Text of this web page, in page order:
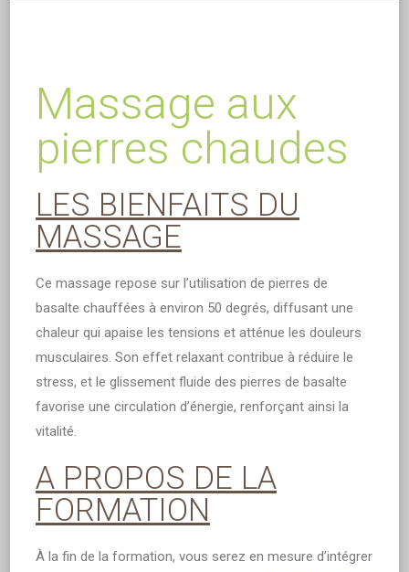
Massage aux
pierres chaudes
LES BIENFAITS DU
MASSAGE
Ce massage repose sur l’utilisation de pierres de
basalte chauffées à environ 50 degrés, diffusant une
chaleur qui apaise les tensions et atténue les douleurs
musculaires. Son effet relaxant contribue à réduire le
stress, et le glissement fluide des pierres de basalte
favorise une circulation d’énergie, renforçant ainsi la
vitalité.
A PROPOS DE LA
FORMATION
À la fin de la formation, vous serez en mesure d’intégrer